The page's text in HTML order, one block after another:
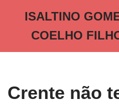
o
ISALTINO
COELHO
Crente não